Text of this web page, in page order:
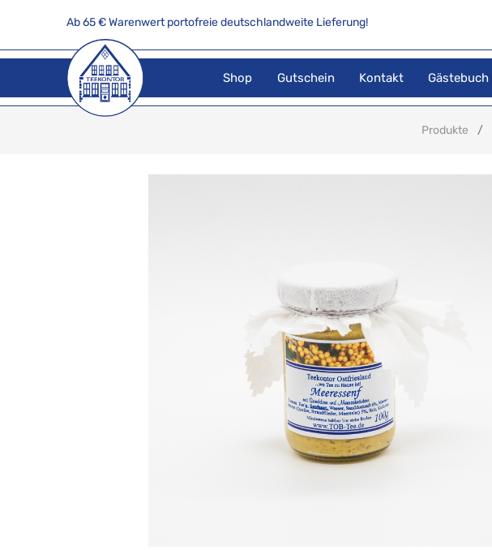
Ab 65 € Warenwert portofreie deutschlandweite Lieferung!
Shop Gutschein Kontakt Gästebuch
Produkte